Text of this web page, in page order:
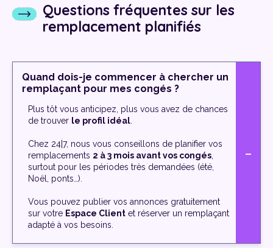
Questions fréquentes sur les
remplacement planifiés
Quand dois-je commencer à chercher un
remplaçant pour mes congés ?
Plus tôt vous anticipez, plus vous avez de chances
de trouver le profil idéal.
Chez 24|7, nous vous conseillons de planifier vos
remplacements 2 à 3 mois avant vos congés,
surtout pour les périodes très demandées (été,
Noël, ponts…).
Vous pouvez publier vos annonces gratuitement
sur votre Espace Client et réserver un remplaçant
adapté à vos besoins.